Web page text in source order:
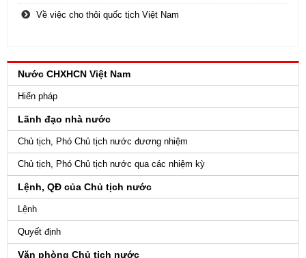
Về việc cho thôi quốc tịch Việt Nam
Nước CHXHCN Việt Nam
Hiến pháp
Lãnh đạo nhà nước
Chủ tịch, Phó Chủ tịch nước đương nhiệm
Chủ tịch, Phó Chủ tịch nước qua các nhiệm kỳ
Lệnh, QĐ của Chủ tịch nước
Lệnh
Quyết định
Văn phòng Chủ tịch nước